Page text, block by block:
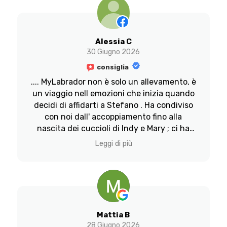
allevamento di una pulizia e ordine che
rappresenta la persona.
Alessia C
30 Giugno 2026
consiglia
.... MyLabrador non è solo un allevamento, è
un viaggio nell emozioni che inizia quando
decidi di affidarti a Stefano . Ha condiviso
con noi dall' accoppiamento fino alla
nascita dei cuccioli di Indy e Mary ; ci ha
del cucciolo con tanto di informazione
riguardo la cucciolata .
L emozione più grande è stata la scorsa
settimana quando è arrivato il momento di
andare a prendere il nostro Achille ,
Leggi di più
Mattia B
28 Giugno 2026